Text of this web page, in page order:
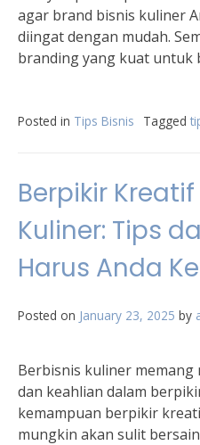
agar brand bisnis kuliner
diingat dengan mudah.
branding yang kuat untuk
Posted in Tips Bisnis Tagged
Berpikir
Kuliner: Tips
Harus Anda
Posted on January 23, 2025 by
Berbisnis kuliner
dan keahlian dalam
kemampuan berpikir
mungkin akan sulit